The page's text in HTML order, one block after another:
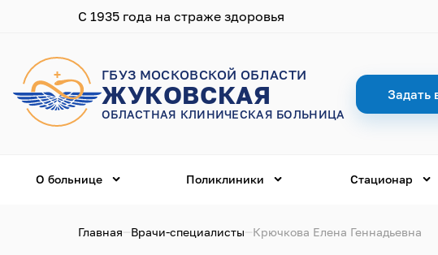
С 1935 года на страже здоровья
ГБУЗ МОСКОВСКОЙ ОБЛАСТИ
ЖУКОВСКАЯ
ОБЛАСТНАЯ КЛИНИЧЕСКАЯ БОЛЬНИЦА
Задать
О больнице Поликлиники Стационар
Главная Врачи-специалисты Крючкова Елена Геннадьевна